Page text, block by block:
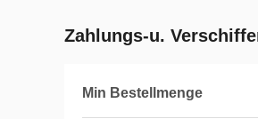
Zahlungs-u.
Min Bestellmenge